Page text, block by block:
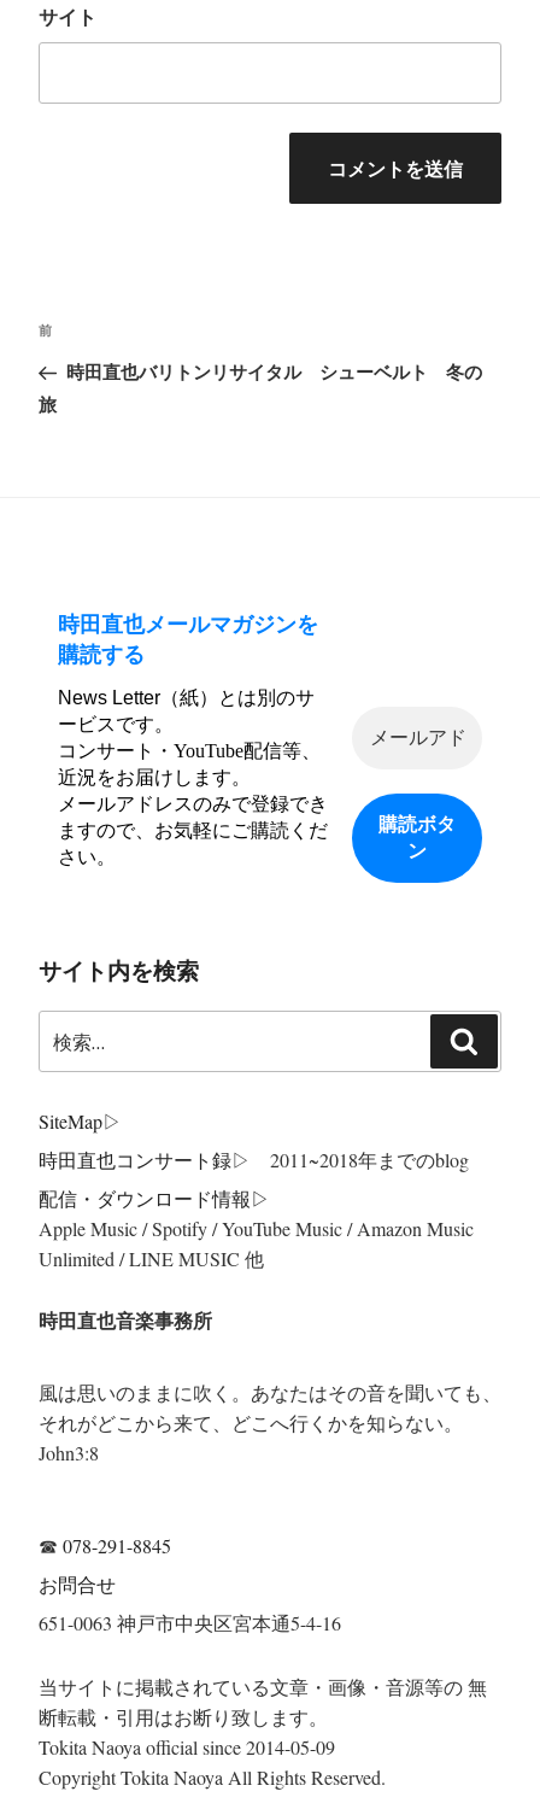
サイト
投
ナ
ビ
前
の
投
前
時田直也バリトンリサイタル シューベルト 冬の
旅
時田直也メールマガジンを
購読する
News Letter（紙）とは別のサ
ービスです。
コンサート・YouTube配信等、
近況をお届けします。
メールアドレスのみで登録でき
ますので、お気軽にご購読くだ
さい。
サイト内を検索
索:
索
SiteMap▷
時田直也コンサート録▷ 2011~2018年までのblog
配信・ダウンロード情報▷
Apple Music / Spotify / YouTube Music / Amazon Music
Unlimited / LINE MUSIC 他
時田直也音楽事務所
風は思いのままに吹く。あなたはその音を聞いても、
それがどこから来て、どこへ行くかを知らない。
John3:8
☎ 078-291-8845
お問合せ
651-0063 神戸市中央区宮本通5-4-16
当サイトに掲載されている文章・画像・音源等の 無
断転載・引用はお断り致します。
Tokita Naoya official since 2014-05-09
Copyright Tokita Naoya All Rights Reserved.